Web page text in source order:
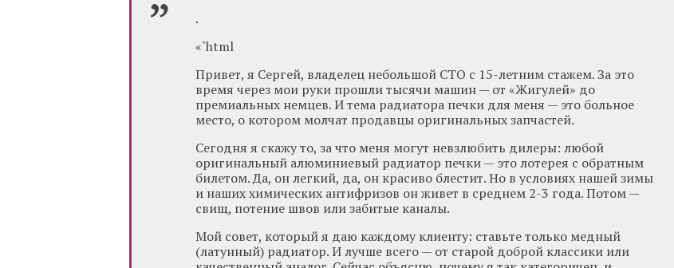
.
«`html
Привет, я Сергей, владелец небольшой СТО с 15-летним стажем. За это
время через мои руки прошли тысячи машин — от «Жигулей» до
премиальных немцев. И тема радиатора печки для меня — это больное
место, о котором молчат продавцы оригинальных запчастей.
Сегодня я скажу то, за что меня могут невзлюбить дилеры: любой
оригинальный алюминиевый радиатор печки — это лотерея с обратным
билетом. Да, он легкий, да, он красиво блестит. Но в условиях нашей зимы
и наших химических антифризов он живет в среднем 2-3 года. Потом —
свищ, потение швов или забитые каналы.
Мой совет, который я даю каждому клиенту: ставьте только медный
(латунный) радиатор. И лучше всего — от старой доброй классики или